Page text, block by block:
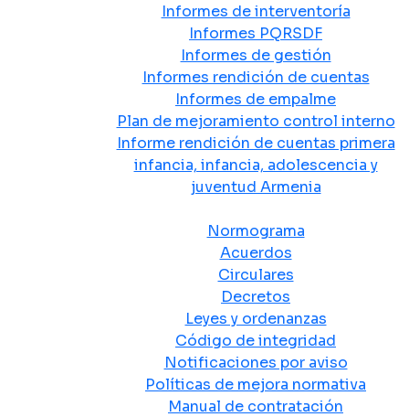
Informes de interventoría
Informes PQRSDF
Informes de gestión
Informes rendición de cuentas
Informes de empalme
Plan de mejoramiento control interno
Informe rendición de cuentas primera
infancia, infancia, adolescencia y
juventud Armenia
Normograma
Acuerdos
Circulares
Decretos
Leyes y ordenanzas
Código de integridad
Notificaciones por aviso
Políticas de mejora normativa
Manual de contratación